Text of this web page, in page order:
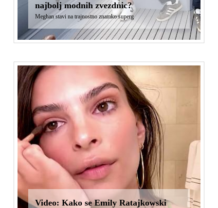
najbolj modnih zvezdnic?
Meghan stavi na trajnostno znamko superg
Video: Kako se Emily Ratajkowski